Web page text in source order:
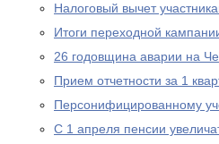
Налоговый вычет
Итоги переходной
26 годовщина аварии на
Прием отчетности за 1
Персонифицированному
С 1 апреля пенсии